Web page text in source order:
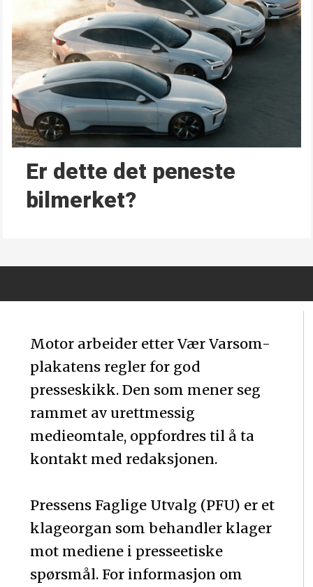
Er dette det peneste
bilmerket?
Motor arbeider etter Vær Varsom-
plakatens regler for god
presseskikk. Den som mener seg
rammet av urettmessig
medieomtale, oppfordres til å ta
kontakt med redaksjonen.
Pressens Faglige Utvalg (PFU) er et
klageorgan som behandler klager
mot mediene i presseetiske
spørsmål. For informasjon om